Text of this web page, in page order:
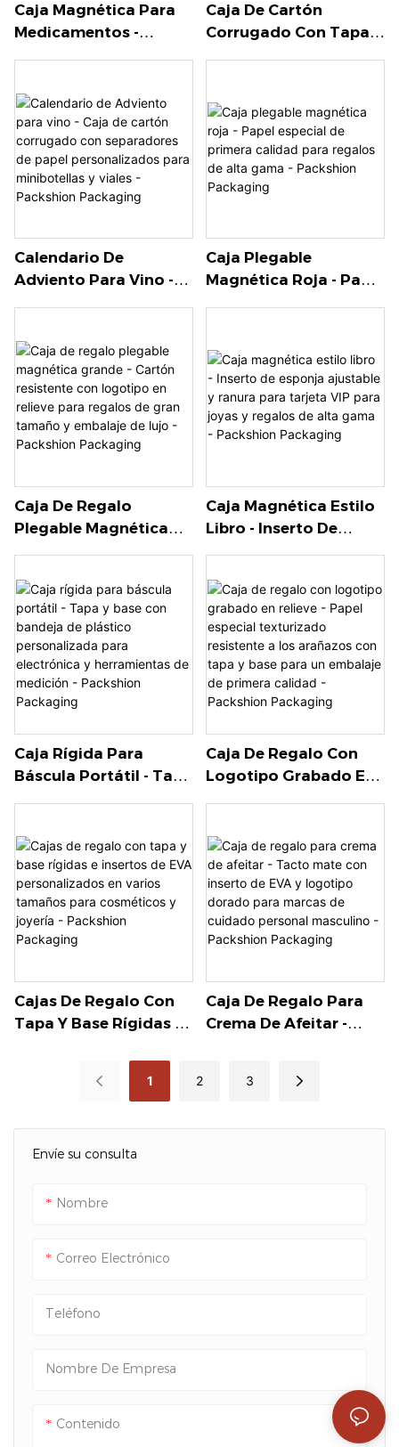
Envíe su consulta
Nombre
Correo Electrónico
Teléfono
Nombre De Empresa
Contenido
Caja Magnética Para
Medicamentos -
Logotipo En Lámina
Dorada UV Para
Medicamentos -
Packshion Packaging
Caja De Cartón
Corrugado Con Tapa Y
Protección Y
Exhibición Del
Producto - Packshion
Packaging
Calendario De
Adviento Para Vino -
Separadores De Papel
Personalizados Para
Minibotellas Y Viales -
Packshion Packaging
Caja Plegable
Magnética Roja - Papel
De Alta Gama -
Packshion Packaging
Caja De Regalo
Plegable Magnética
Logotipo En Relieve
Para Regalos De Gran
Tamaño Y Embalaje De
Lujo - Packshion
Packaging
Caja Magnética Estilo
Libro - Inserto De
VIP Para Joyas Y
Regalos De Alta Gama
- Packshion Packaging
Caja Rígida Para
Báscula Portátil - Tapa
Personalizada Para
Electrónica Y
Herramientas De
Medición - Packshion
Packaging
Caja De Regalo Con
Logotipo Grabado En
Resistente A Los
Arañazos Con Tapa Y
Base Para Un Embalaje
De Primera Calidad -
Packshion Packaging
Cajas De Regalo Con
Tapa Y Base Rígidas E
Personalizados En
Varios Tamaños Para
Packshion Packaging
Caja De Regalo Para
Crema De Afeitar -
Logotipo Dorado Para
Personal Masculino -
1 2 3